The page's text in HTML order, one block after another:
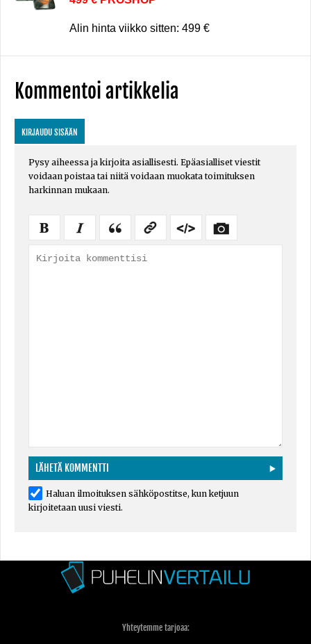
Alin hinta viikko sitten: 499 €
Kommentoi artikkelia
KIRJAUDU SISÄÄN
Pysy aiheessa ja kirjoita asiallisesti. Epäasialliset viestit
voidaan poistaa tai niitä voidaan muokata toimituksen
harkinnan mukaan.
Haluan ilmoituksen sähköpostitse, kun ketjuun
kirjoitetaan uusi viesti.
Yhteytemme tarjoaa: